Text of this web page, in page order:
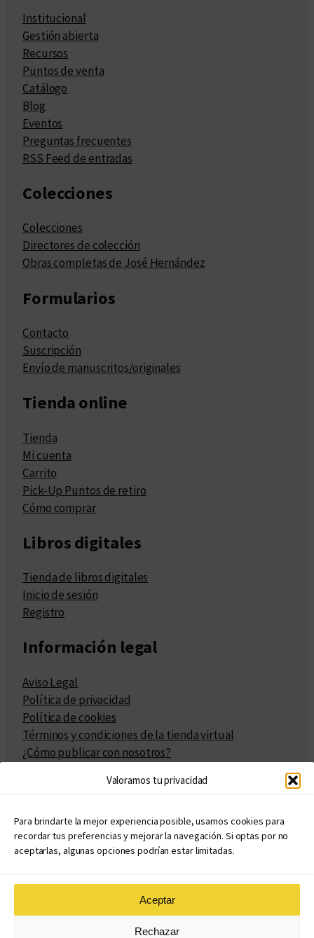
Valoramos tu privacidad
Para brindarte la mejor experiencia posible, usamos cookies para
recordar tus preferencias y mejorar la navegación. Si optas por no
aceptarlas, algunas opciones podrían estar limitadas.
Aceptar
Rechazar
Institucional
Gestión abierta
Recursos
Puntos de venta
Catálogo
Blog
Eventos
Preguntas frecuentes
RSS Feed de entradas
Colecciones
Colecciones
Directores de colección
Obras completas de José Hernández
Formularios
Contacto
Suscripción
Envío de manuscritos/originales
Tienda online
Tienda
Mi cuenta
Carrito
Pick-Up Puntos de retiro
Cómo comprar
Libros digitales
Tienda de libros digitales
Inicio de sesión
Registro
Información legal
Aviso Legal
Política de privacidad
Política de cookies
Términos y condiciones de la tienda virtual
¿Cómo publicar con nosotros?
Políticas de publicación
Políticas de coedición
Atribuciones